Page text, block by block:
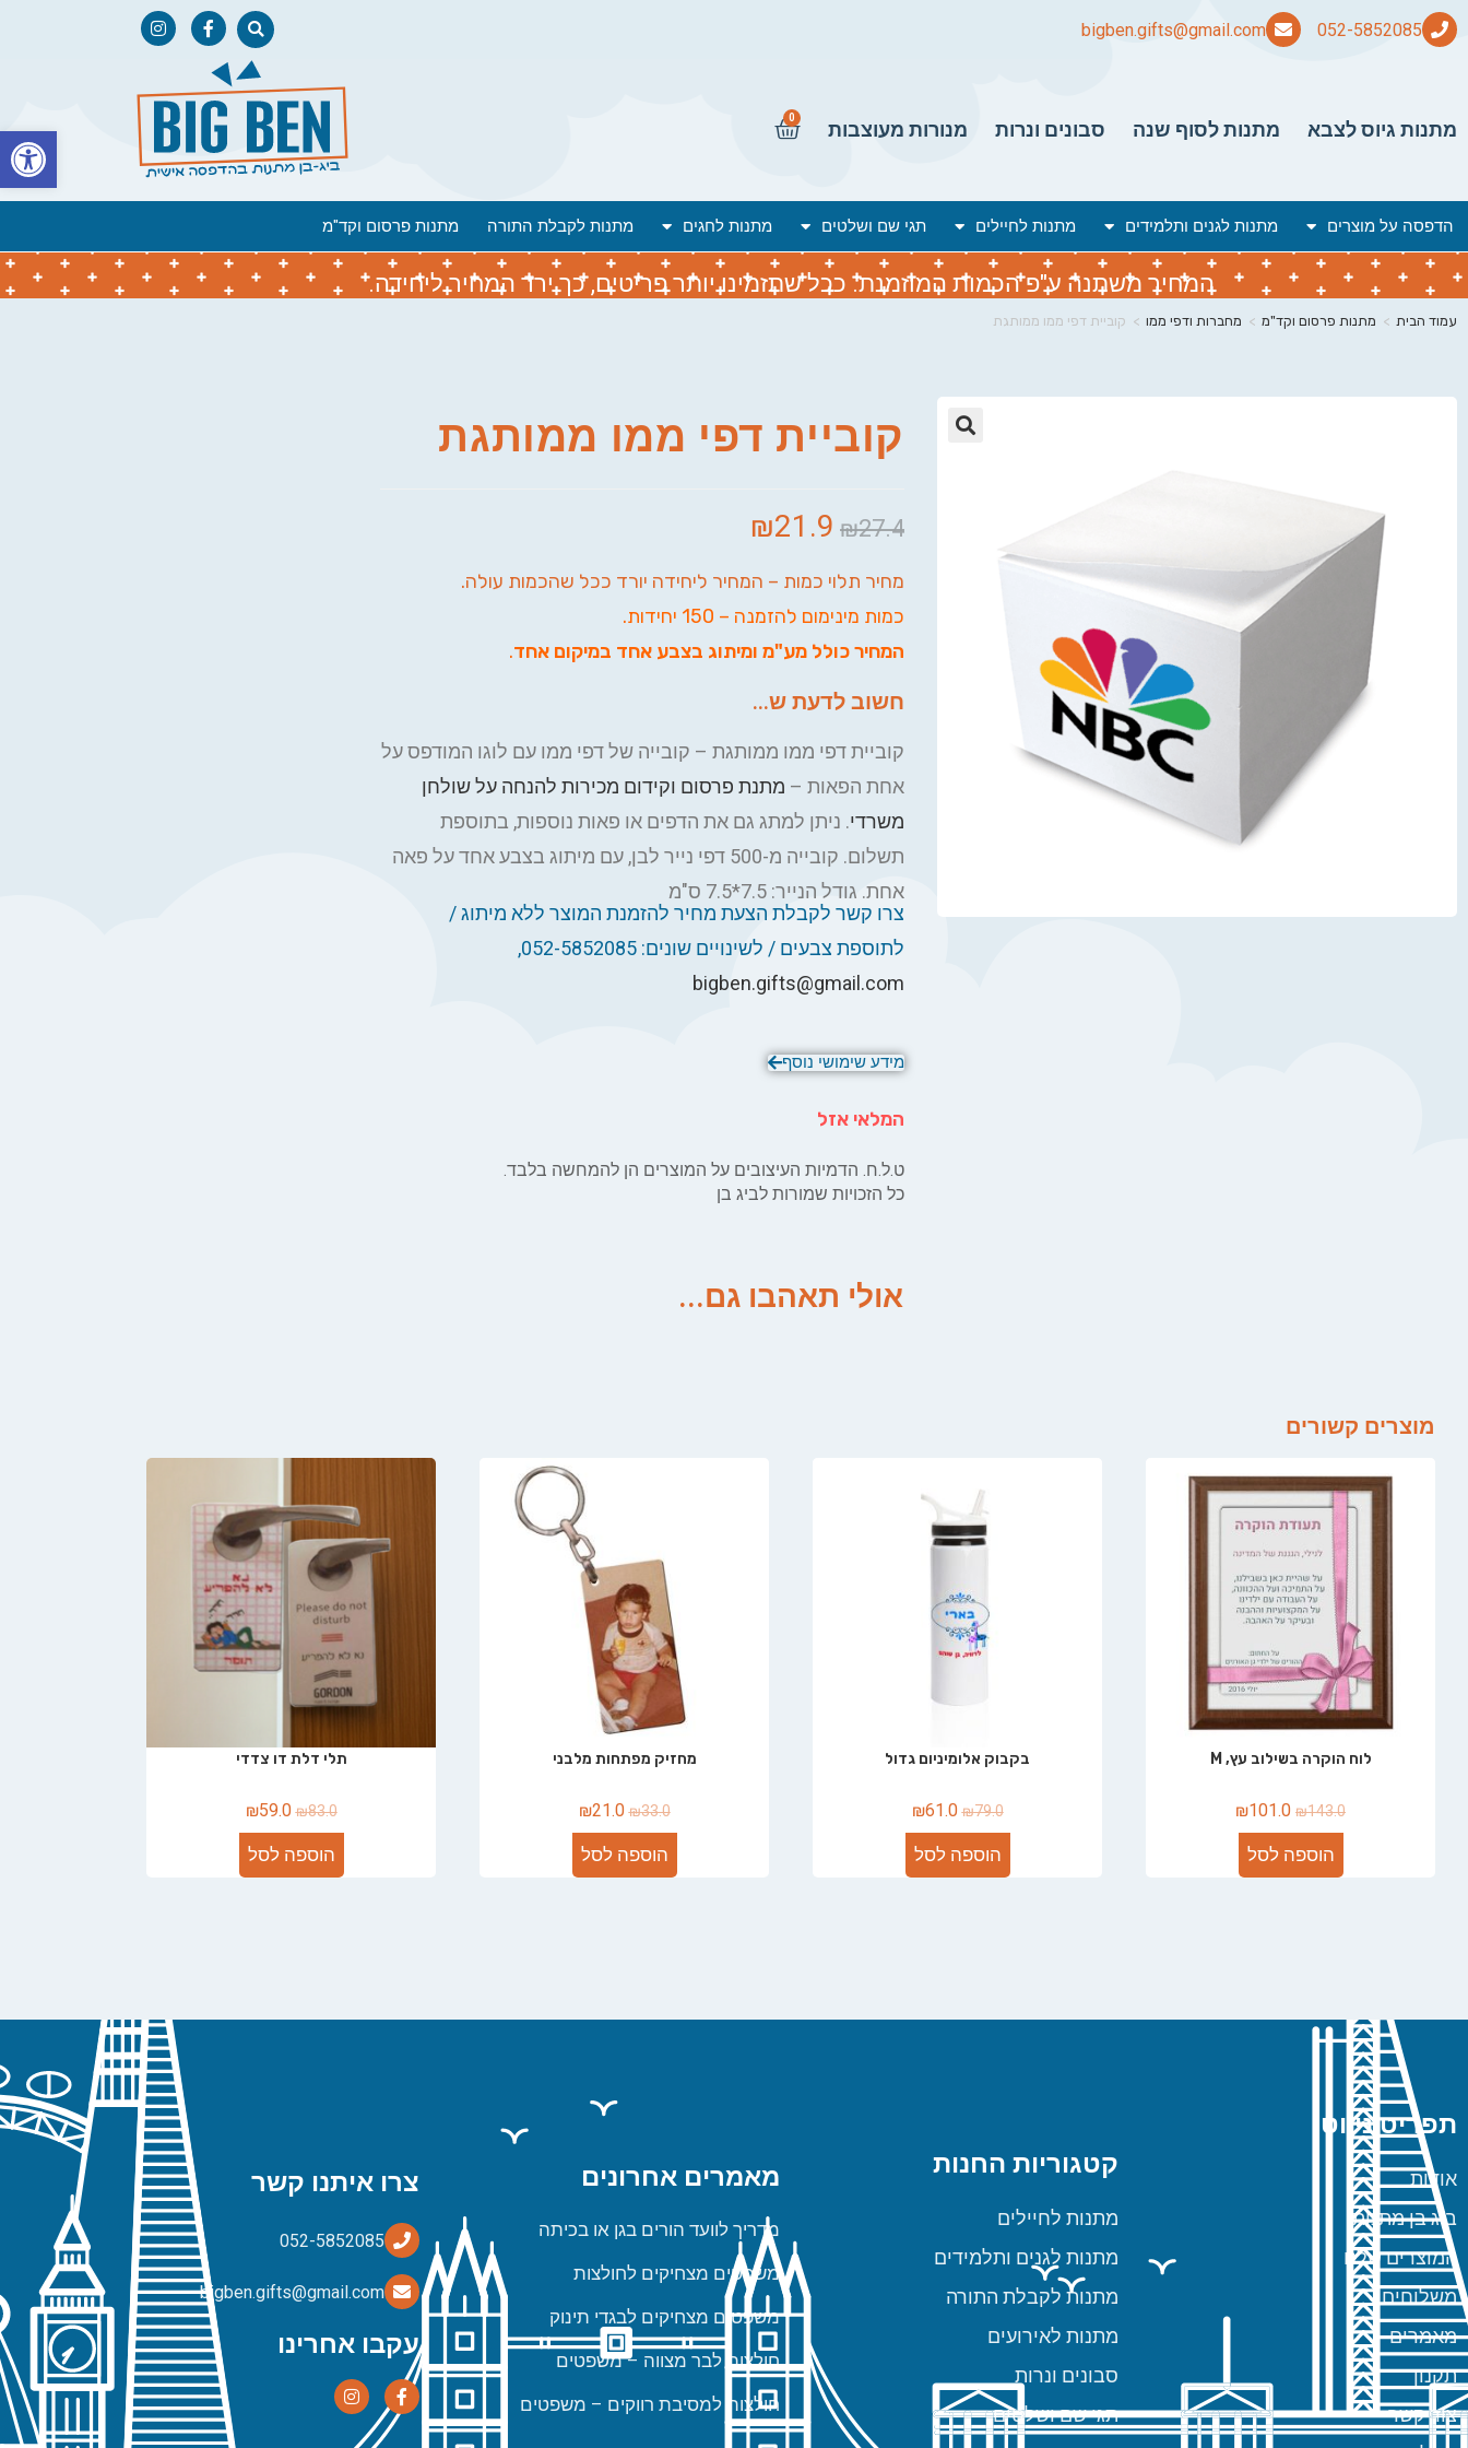
bigben.gifts@gmail.com
מתנות גיוס לצבא מתנות לסוף שנה סבונים ונרות מנורות מעוצבות
0
הדפסה על מוצרים מתנות לגנים ותלמידים מתנות לחיילים תגי שם ושלטים מתנות לחגים מתנות לקבלת התורה מתנות פרסום וקד"מ
המחיר משתנה ע"פ הכמות המוזמנת. ככל שתזמינו יותר פריטים, כך ירד המחיר ליחידה.
עמוד הבית > מתנות פרסום וקד"מ > מחברות ודפי ממו > קוביית דפי ממו ממותגת
קוביית דפי ממו ממותגת
₪27.4
₪21.9
מחיר תלוי כמות – המחיר ליחידה יורד ככל שהכמות עולה.
כמות מינימום להזמנה – 150 יחידות.
המחיר כולל מע"מ ומיתוג בצבע אחד במיקום אחד.
חשוב לדעת ש...
קוביית דפי ממו ממותגת – קובייה של דפי ממו עם לוגו המודפס על
אחת הפאות – מתנת פרסום וקידום מכירות להנחה על שולחן
משרדי. ניתן למתג גם את הדפים או פאות נוספות, בתוספת
תשלום.
קובייה מ-500 דפי נייר לבן, עם מיתוג בצבע אחד על פאה
אחת. גודל הנייר: 7.5*7.5 ס"מ
צרו קשר לקבלת הצעת מחיר להזמנת המוצר ללא מיתוג /
לתוספת צבעים / לשינויים שונים: 052-5852085,
bigben.gifts@gmail.com
מידע שימושי נוסף
המלאי אזל
ט.ל.ח. הדמיות העיצובים על המוצרים הן להמחשה בלבד.
כל הזכויות שמורות לביג בן
אולי תאהבו גם...
מוצרים קשורים
לוח הוקרה בשילוב עץ, M
₪143.0
₪101.0
הוספה לסל
בקבוק אלומיניום גדול
₪79.0
₪61.0
הוספה לסל
מחזיק מפתחות מלבני
₪33.0
₪21.0
הוספה לסל
תלי דלת דו צדדי
₪83.0
₪59.0
הוספה לסל
תפריט ניווט
אודות
ביג בן מתנות
המוצרים שלנו
משלוחים
מאמרים
תקנון
צור קשר
קטגוריות החנות
מתנות לחיילים
מתנות לגנים ותלמידים
מתנות לקבלת התורה
מתנות לאירועים
סבונים ונרות
תגי שם ושלטים
מאמרים אחרונים
מדריך לוועד הורים בגן או בכיתה
משפטים מצחיקים לחולצות
משפטים מצחיקים לבגדי תינוק
חולצות לבר מצווה – משפטים
חולצות למסיבת רווקים – משפטים
צרו איתנו קשר
bigben.gifts@gmail.com
עקבו אחרינו